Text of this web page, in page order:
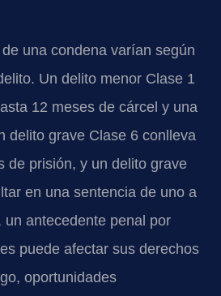
una condena varían según
Un delito menor Clase 1
12 meses de cárcel y una
delito grave Clase 6 conlleva
de prisión, y un delito grave
en una sentencia de uno a
un antecedente penal por
puede afectar sus derechos
oportunidades